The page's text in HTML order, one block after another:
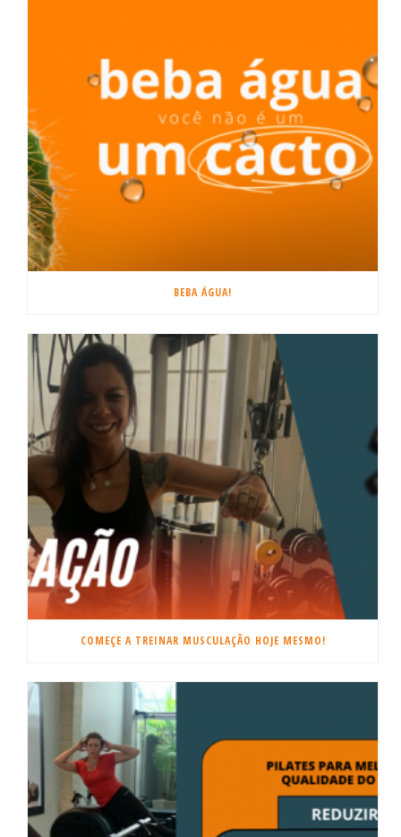
BEBA ÁGUA!
COMEÇE A TREINAR MUSCULAÇÃO HOJE MESMO!